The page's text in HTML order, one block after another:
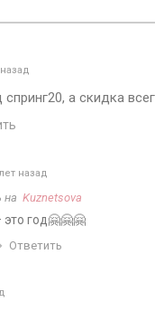
а скидка
назад
на Kuznetsova
год🤗🤗🤗
Ответить